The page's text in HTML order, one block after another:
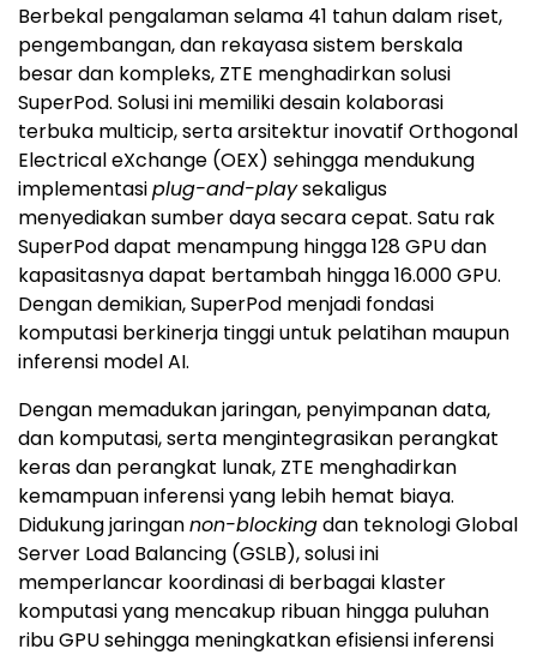
Berbekal pengalaman selama 41 tahun dalam riset,
pengembangan, dan rekayasa sistem berskala
besar dan kompleks, ZTE menghadirkan solusi
SuperPod. Solusi ini memiliki desain kolaborasi
terbuka multicip, serta arsitektur inovatif Orthogonal
Electrical eXchange (OEX) sehingga mendukung
implementasiplug-and-playsekaligus
menyediakan sumber daya secara cepat. Satu rak
SuperPod dapat menampung hingga 128 GPU dan
kapasitasnya dapat bertambah hingga 16.000 GPU.
Dengan demikian, SuperPod menjadi fondasi
komputasi berkinerja tinggi untuk pelatihan maupun
inferensi model AI.
Dengan memadukan jaringan, penyimpanan data,
dan komputasi, serta mengintegrasikan perangkat
keras dan perangkat lunak, ZTE menghadirkan
kemampuan inferensi yang lebih hemat biaya.
Didukung jaringannon-blockingdan teknologi Global
Server Load Balancing (GSLB), solusi ini
memperlancar koordinasi di berbagai klaster
komputasi yang mencakup ribuan hingga puluhan
ribu GPU sehingga meningkatkan efisiensi inferensi